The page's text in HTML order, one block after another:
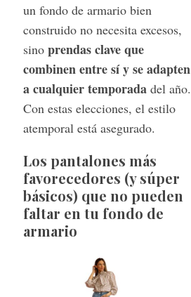
un fondo de armario bien
construido no necesita excesos,
sino prendas clave que
combinen entre sí y se adapten
a cualquier temporadadel año.
Con estas elecciones, el estilo
atemporal está asegurado.
Los pantalones más
favorecedores (y súper
básicos) que no pueden
faltar en tu fondo de
armario